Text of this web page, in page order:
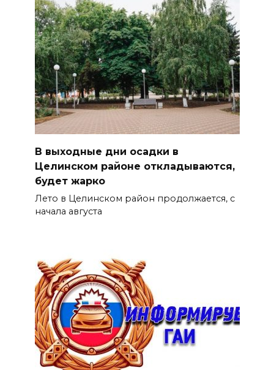
В выходные дни осадки в
Целинском районе откладываются,
будет жарко
Лето в Целинском район продолжается, с
начала августа